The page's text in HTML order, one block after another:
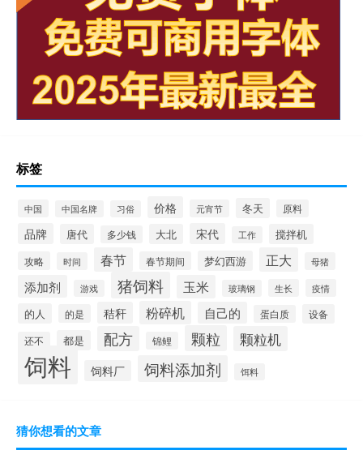
标签
中国 中国名牌 习俗 价格 元宵节 冬天 原料
品牌 唐代 多少钱 大北 宋代 工作 搅拌机
攻略 时间 春节 春节期间 梦幻西游 正大 母猪
添加剂 游戏 猪饲料 玉米 玻璃钢 生长 疫情
的人 的是 秸秆 粉碎机 自己的 蛋白质 设备
还不 都是 配方 锦鲤 颗粒 颗粒机
饲料 饲料厂 饲料添加剂 饵料
猜你想看的文章